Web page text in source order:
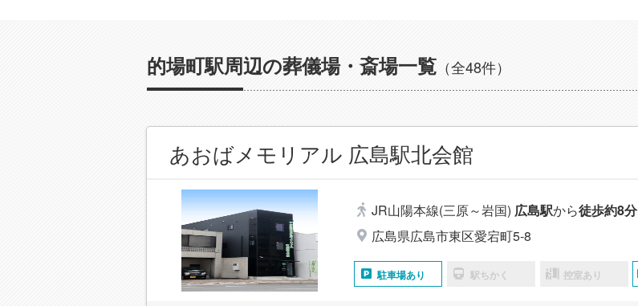
的場町駅周辺の葬儀場・斎場一覧 （全48件）
あおばメモリアル 広島駅北会館
JR山陽本線(三原～岩国) 広島駅から徒歩約8分
広島県広島市東区愛宕町5-8
駐車場あり 駅ちかく 控室あり